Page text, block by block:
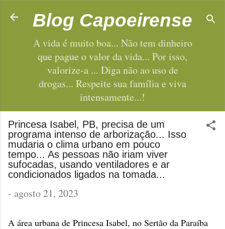
Pular para o conteúdo principal
Blog Capoeirense
A vida é muito boa... Não tem dinheiro
que pague o valor da vida... Por isso,
valorize-a ... Diga não ao uso de
drogas... Respeite sua família e viva
intensamente...!
Princesa Isabel, PB, precisa de um
programa intenso de arborização... Isso
mudaria o clima urbano em pouco
tempo... As pessoas não iriam viver
sufocadas, usando ventiladores e ar
condicionados ligados na tomada...
- agosto 21, 2023
A área urbana de Princesa Isabel, no Sertão da Paraíba